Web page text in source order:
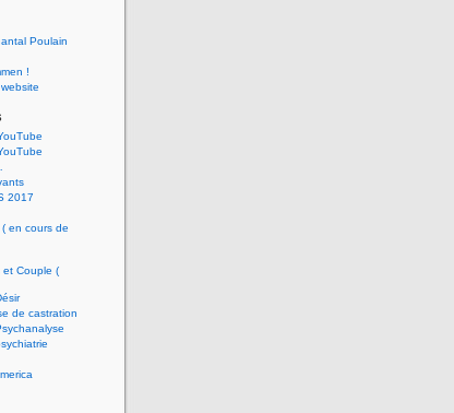
Poulain
!
2017
en cours de
et Couple (
de castration